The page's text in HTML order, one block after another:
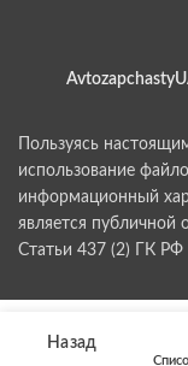
Пользуясь
использование
информационный
является
Статьи 437 (2) ГК РФ